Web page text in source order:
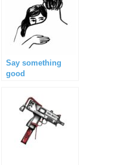
Say something
good